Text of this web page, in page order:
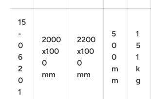
15
-
0
6
2
0
1
2000
x100
0
mm
2200
x100
0
mm
5
0
0
m
m
1
5
1
k
g